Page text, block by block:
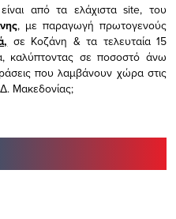
είναι από τα ελάχισταsite, του
, με παραγωγή πρωτογενούς
σε Κοζάνη & τα τελευταία 15
καλύπτοντας σε ποσοστό άνω
που λαμβάνουν χώρα στις
Μακεδονίας;